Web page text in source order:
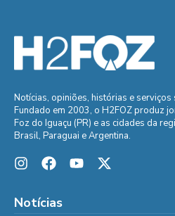
Notícias, opiniões, histórias e
Fundado em 2003, o H2FOZ produz
Foz do Iguaçu (PR) e as cidades da
Brasil, Paraguai e Argentina.
Notícias